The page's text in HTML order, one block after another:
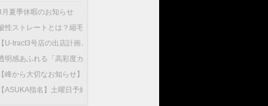
月夏季休暇のお知らせ
性ストレートとは？縮毛矯正との違いやU-tractの酸性ストレートが選ばれている
U-tract3号店の出店計画と今後の渡辺の出勤店舗について】
明感あふれる「高彩度カラー」が人気！大人女性が選ぶこの夏最旬のヘアカラー
峰から大切なお知らせ】10月1日から新店舗U-tractNorthGardenへ異動いたしま
ASUKA指名】土曜日予約が可能になりました！